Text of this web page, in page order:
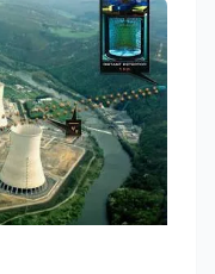
delle regioni,
per la
in Tunisia.
Diritto
Internazionale
Terme e
eCampus,
in ambito
LifeComp. Ha
della